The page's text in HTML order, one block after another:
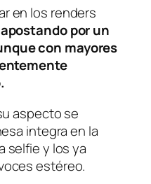
en los renders
por un
con mayores
aspecto se
integra en la
selfiey los ya
estéreo.